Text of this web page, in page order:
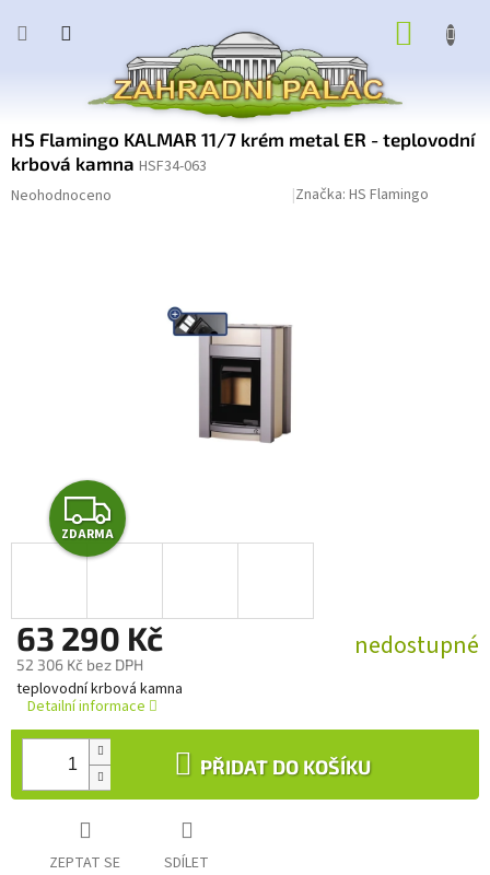
HS Flamingo KALMAR 11/7 krém metal ER - teplovodní
krbová kamna HSF34-063
Průměrné
Neohodnoceno Značka: HS Flamingo
Z
D
R
M
A
ZDARMA
63 290 Kč
52 306 Kč bez DPH
Měrná
cena:
nedostupné
PŘIDAT DO KOŠÍKU
teplovodní krbová kamna
Detailní informace
ZEPTAT SE SDÍLET